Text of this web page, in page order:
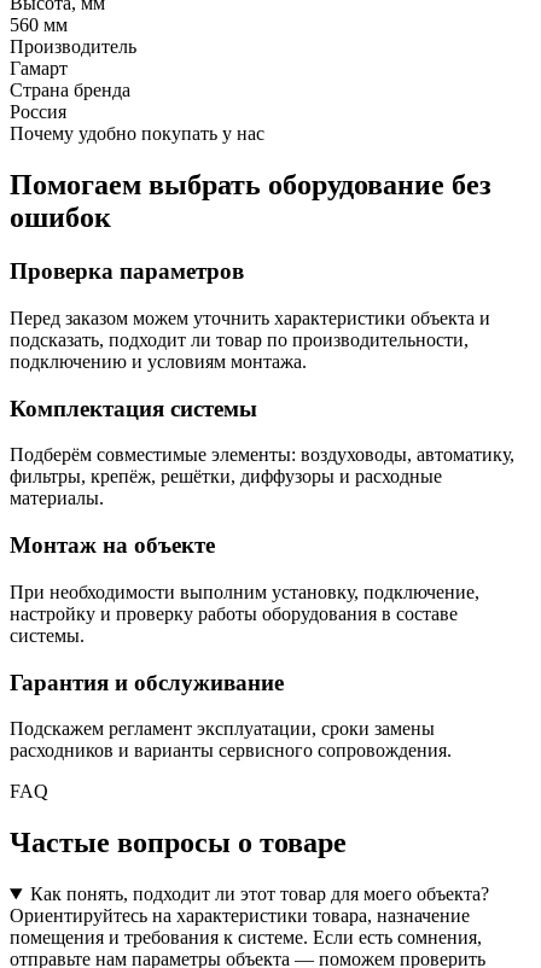
560 мм
Производитель
Гамарт
Страна бренда
Россия
Почему удобно покупать у нас
Помогаем выбрать оборудование без
ошибок
Проверка параметров
Перед заказом можем уточнить характеристики объекта и
подсказать, подходит ли товар по производительности,
подключению и условиям монтажа.
Комплектация системы
Подберём совместимые элементы: воздуховоды, автоматику,
фильтры, крепёж, решётки, диффузоры и расходные
материалы.
Монтаж на объекте
При необходимости выполним установку, подключение,
настройку и проверку работы оборудования в составе
системы.
Гарантия и обслуживание
Подскажем регламент эксплуатации, сроки замены
расходников и варианты сервисного сопровождения.
FAQ
Частые вопросы о товаре
Как понять, подходит ли этот товар для моего объекта?
Ориентируйтесь на характеристики товара, назначение
помещения и требования к системе. Если есть сомнения,
отправьте нам параметры объекта — поможем проверить